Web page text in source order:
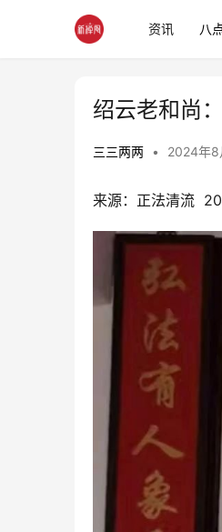
资讯 八
绍云老和尚
三三两两 • 2024年8
来源：正法清流